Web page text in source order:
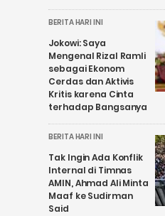
BERITA HARI INI
Jokowi: Saya
Mengenal Rizal Ramli
sebagai Ekonom
Cerdas dan Aktivis
Kritis karena Cinta
terhadap Bangsanya
BERITA HARI INI
Tak Ingin Ada Konflik
Internal di Timnas
AMIN, Ahmad Ali Minta
Maaf ke Sudirman
Said